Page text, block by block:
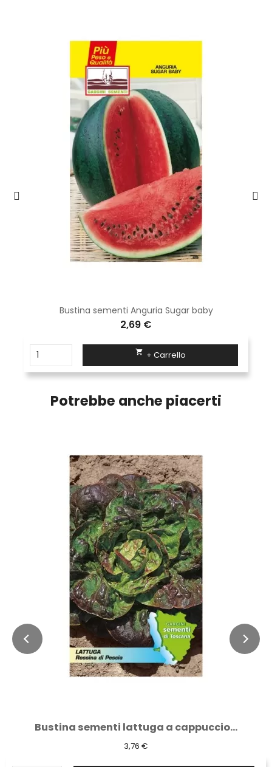
Bustina sementi Anguria Sugar baby
2,69 €
 + Carrello
Potrebbe anche piacerti
Bustina sementi lattuga a cappuccio...
3,76 €